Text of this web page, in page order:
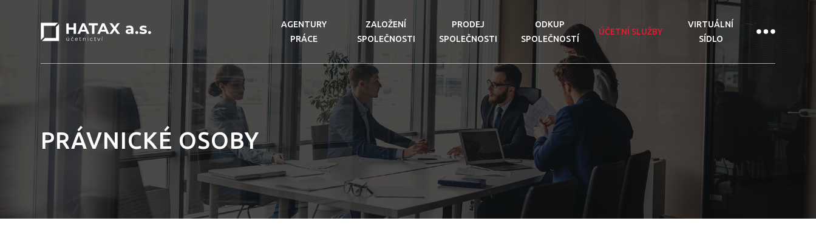
AGENTURY
PRÁCE
ZALOŽENÍ
SPOLEČNOSTI
PRODEJ
SPOLEČNOSTI
ODKUP
SPOLEČNOSTÍ
ÚČETNÍ SLUŽBY
VIRTUÁLNÍ
SÍDLO
PRÁVNICKÉ OSOBY